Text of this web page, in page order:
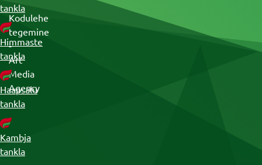
tankla
Himmaste
tankla
Haapsalu
tankla
Kambja
tankla
Kodulehe
tegemine
-
Art
Media
Agency